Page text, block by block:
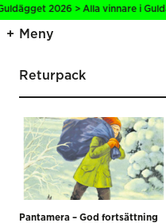
2026 > Alla vinnare i
Meny
Returpack
Pantamera – God fortsättning